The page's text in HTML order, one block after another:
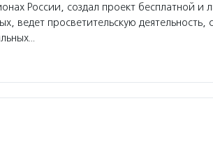
России, создал проект бесплатной и
ведет просветительскую деятельность,